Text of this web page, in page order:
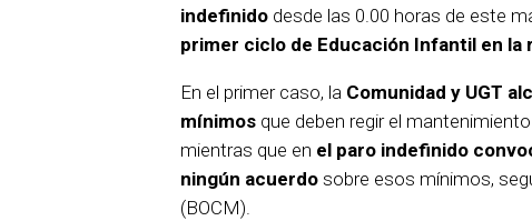
indefinido desde las 0.00 horas de este
primer ciclo de Educación Infantil en la
En el primer caso, la Comunidad y UGT
mínimos que deben regir el
mientras que en el paro indefinido
ningún acuerdo sobre esos mínimos,
(BOCM).